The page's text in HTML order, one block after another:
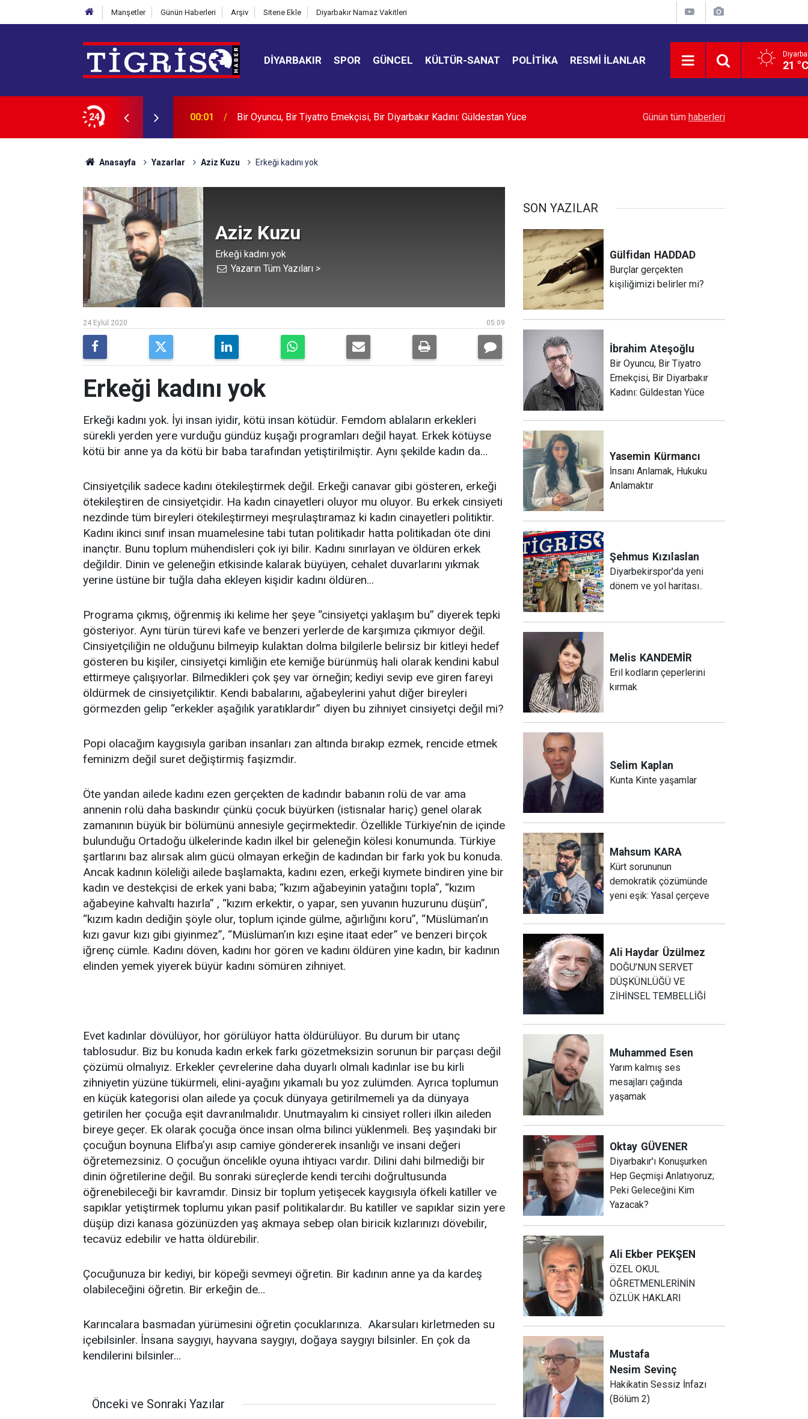
Manşetler Günün Haberleri Arşiv Sitene Ekle Diyarbakır Namaz Vakitleri
DIYARBAKIR SPOR GÜNCEL KÜLTÜR-SANAT POLITIKA RESMI İLANLAR 21
24
Diyarbakır Kadını: Güldestan Yüce 00:01 LABORATUVAR HİZMETİ ALINACAKTIR Diyarbakır’da düğün salonunda kavga: 5 yaralı
Günün tüm haberleri
Anasayfa Yazarlar Aziz Kuzu Erkeği kadını yok
Aziz Kuzu
Erkeği kadını yok
Yazarın Tüm Yazıları >
05:09
24 Eylül 2020
Erkeği kadını yok
Erkeği kadını yok. İyi insan iyidir, kötü insan kötüdür. Femdom ablaların erkekleri
sürekli yerden yere vurduğu gündüz kuşağı programları değil hayat. Erkek kötüyse
kötü bir anne ya da kötü bir baba tarafından yetiştirilmiştir. Aynı şekilde kadın da…
Cinsiyetçilik sadece kadını ötekileştirmek değil. Erkeği canavar gibi gösteren, erkeği
ötekileştiren de cinsiyetçidir. Ha kadın cinayetleri oluyor mu oluyor. Bu erkek cinsiyeti
nezdinde tüm bireyleri ötekileştirmeyi meşrulaştıramaz ki kadın cinayetleri politiktir.
Kadını ikinci sınıf insan muamelesine tabi tutan politikadır hatta politikadan öte dini
inançtır. Bunu toplum mühendisleri çok iyi bilir. Kadını sınırlayan ve öldüren erkek
değildir. Dinin ve geleneğin etkisinde kalarak büyüyen, cehalet duvarlarını yıkmak
yerine üstüne bir tuğla daha ekleyen kişidir kadını öldüren...
Programa çıkmış, öğrenmiş iki kelime her şeye “cinsiyetçi yaklaşım bu” diyerek tepki
gösteriyor. Aynı türün türevi kafe ve benzeri yerlerde de karşımıza çıkmıyor değil.
Cinsiyetçiliğin ne olduğunu bilmeyip kulaktan dolma bilgilerle belirsiz bir kitleyi hedef
gösteren bu kişiler, cinsiyetçi kimliğin ete kemiğe bürünmüş hali olarak kendini kabul
ettirmeye çalışıyorlar. Bilmedikleri çok şey var örneğin; kediyi sevip eve giren fareyi
öldürmek de cinsiyetçiliktir. Kendi babalarını, ağabeylerini yahut diğer bireyleri
görmezden gelip “erkekler aşağılık yaratıklardır” diyen bu zihniyet cinsiyetçi değil mi?
Popi olacağım kaygısıyla gariban insanları zan altında bırakıp ezmek, rencide etmek
feminizm değil suret değiştirmiş faşizmdir.
Öte yandan ailede kadını ezen gerçekten de kadındır babanın rolü de var ama
annenin rolü daha baskındır çünkü çocuk büyürken (istisnalar hariç) genel olarak
zamanının büyük bir bölümünü annesiyle geçirmektedir. Özellikle Türkiye’nin de içinde
bulunduğu Ortadoğu ülkelerinde kadın ilkel bir geleneğin kölesi konumunda. Türkiye
şartlarını baz alırsak alım gücü olmayan erkeğin de kadından bir farkı yok bu konuda.
Ancak kadının köleliği ailede başlamakta, kadını ezen, erkeği kıymete bindiren yine bir
kadın ve destekçisi de erkek yani baba; “kızım ağabeyinin yatağını topla”, “kızım
ağabeyine kahvaltı hazırla” , “kızım erkektir, o yapar, sen yuvanın huzurunu düşün”,
“kızım kadın dediğin şöyle olur, toplum içinde gülme, ağırlığını koru”, “Müslüman’ın
kızı gavur kızı gibi giyinmez”, “Müslüman’ın kızı eşine itaat eder” ve benzeri birçok
iğrenç cümle. Kadını döven, kadını hor gören ve kadını öldüren yine kadın, bir kadının
elinden yemek yiyerek büyür kadını sömüren zihniyet.
Evet kadınlar dövülüyor, hor görülüyor hatta öldürülüyor. Bu durum bir utanç
tablosudur. Biz bu konuda kadın erkek farkı gözetmeksizin sorunun bir parçası değil
çözümü olmalıyız. Erkekler çevrelerine daha duyarlı olmalı kadınlar ise bu kirli
zihniyetin yüzüne tükürmeli, elini-ayağını yıkamalı bu yoz zulümden. Ayrıca toplumun
en küçük kategorisi olan ailede ya çocuk dünyaya getirilmemeli ya da dünyaya
getirilen her çocuğa eşit davranılmalıdır. Unutmayalım ki cinsiyet rolleri ilkin aileden
bireye geçer. Ek olarak çocuğa önce insan olma bilinci yüklenmeli. Beş yaşındaki bir
çocuğun boynuna Elifba’yı asıp camiye göndererek insanlığı ve insani değeri
öğretemezsiniz. O çocuğun öncelikle oyuna ihtiyacı vardır. Dilini dahi bilmediği bir
dinin öğretilerine değil. Bu sonraki süreçlerde kendi tercihi doğrultusunda
öğrenebileceği bir kavramdır. Dinsiz bir toplum yetişecek kaygısıyla öfkeli katiller ve
sapıklar yetiştirmek toplumu yıkan pasif politikalardır. Bu katiller ve sapıklar sizin yere
düşüp dizi kanasa gözünüzden yaş akmaya sebep olan biricik kızlarınızı dövebilir,
tecavüz edebilir ve hatta öldürebilir.
Çocuğunuza bir kediyi, bir köpeği sevmeyi öğretin. Bir kadının anne ya da kardeş
olabileceğini öğretin. Bir erkeğin de…
Karıncalara basmadan yürümesini öğretin çocuklarınıza. Akarsuları kirletmeden su
içebilsinler. İnsana saygıyı, hayvana saygıyı, doğaya saygıyı bilsinler. En çok da
kendilerini bilsinler…
Önceki ve Sonraki Yazılar
SON YAZILAR
Gülfidan HADDAD
Burçlar gerçekten
kişiliğimizi belirler mi?
İbrahim Ateşoğlu
Bir Oyuncu, Bir Tiyatro
Emekçisi, Bir Diyarbakır
Kadını: Güldestan Yüce
Yasemin Kürmancı
İnsanı Anlamak, Hukuku
Anlamaktır
Şehmus Kızılaslan
Diyarbekirspor'da yeni
dönem ve yol haritası..
Melis KANDEMİR
Eril kodların çeperlerini
kırmak
Selim Kaplan
Kunta Kinte yaşamlar
Mahsum KARA
Kürt sorununun
demokratik çözümünde
yeni eşik: Yasal çerçeve
Ali Haydar Üzülmez
DOĞU’NUN SERVET
DÜŞKÜNLÜĞÜ VE
ZİHİNSEL TEMBELLİĞİ
Muhammed Esen
Yarım kalmış ses
mesajları çağında
yaşamak
Oktay GÜVENER
Diyarbakır'ı Konuşurken
Hep Geçmişi Anlatıyoruz;
Peki Geleceğini Kim
Yazacak?
Ali Ekber PEKŞEN
ÖZEL OKUL
ÖĞRETMENLERİNİN
ÖZLÜK HAKLARI
Mustafa
Nesim Sevinç
Hakikatin Sessiz İnfazı
(Bölüm 2)